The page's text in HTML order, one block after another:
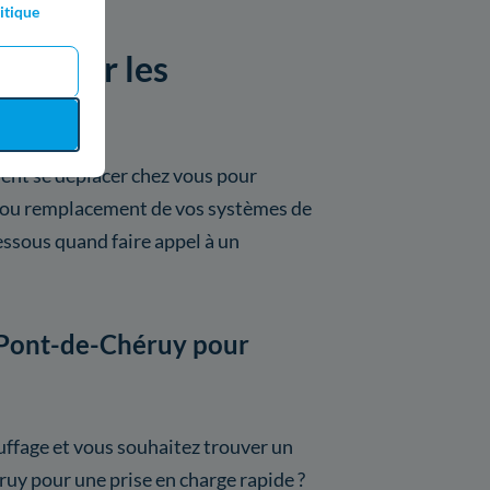
par les
se déplacer chez vous pour
remplacement de vos systèmes de
quand faire appel à un
de-Chéruy pour
et vous souhaitez trouver un
pour une prise en charge rapide ?